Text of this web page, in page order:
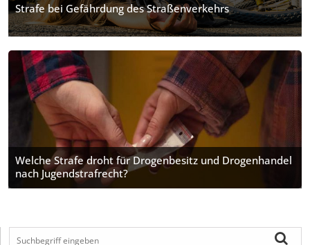
Strafe bei Gefährdung des Straßenverkehrs
Welche Strafe droht für Drogenbesitz und Drogenhandel
nach Jugendstrafrecht?